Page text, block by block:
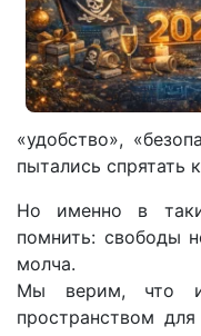
«удобство»,
пытались спрятать
Но именно в
помнить: свободы
молча.
Мы верим, что
пространством